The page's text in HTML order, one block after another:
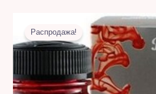
Распродажа!
Первоначальная
цена
составляла
60,00 MDL.
Текущая
цена:
22,00 MDL.